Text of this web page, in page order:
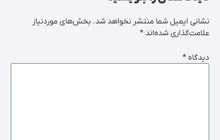
نشانی ایمیل شما منتشر نخواهد شد. بخش‌های موردنیاز
علامت‌گذاری شده‌اند*
دیدگاه*